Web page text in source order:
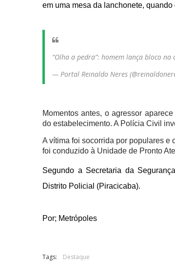
em uma mesa da lanchonete,
“Olha a pedra”: homem lança bloco
— Portal Reinaldo Neres
Momentos antes, o agressor
do estabelecimento. A Polícia Civil
A vítima foi socorrida por populares e
foi conduzido à Unidade de Pronto
Segundo a Secretaria da
Distrito Policial (Piracicaba).
Por; Metrópoles
Tags: Destaque